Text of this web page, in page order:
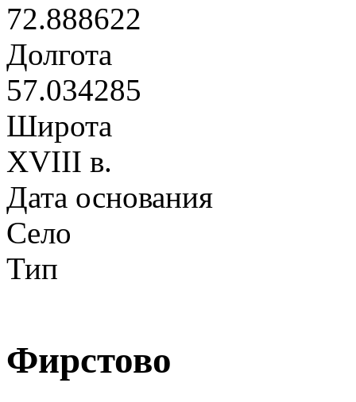
72.888622
Долгота
57.034285
Широта
XVIII в.
Дата основания
Село
Тип
Фирстово